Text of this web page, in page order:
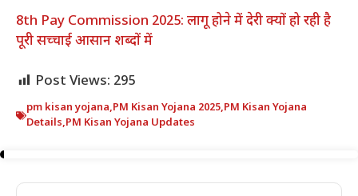
8th Pay Commission 2025: लागू होने में देरी क्यों हो रही है
पूरी सच्चाई आसान शब्दों में
Post Views: 295
pm kisan yojana,PM Kisan Yojana 2025,PM Kisan Yojana
Details,PM Kisan Yojana Updates